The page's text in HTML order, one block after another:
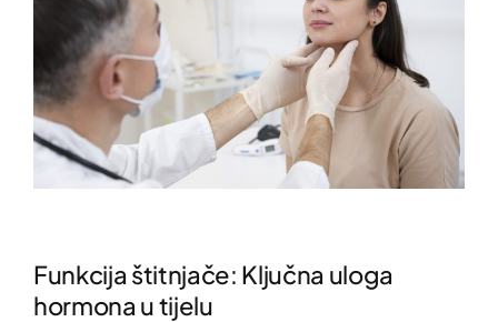
Funkcija štitnjače: Ključna uloga
hormona u tijelu